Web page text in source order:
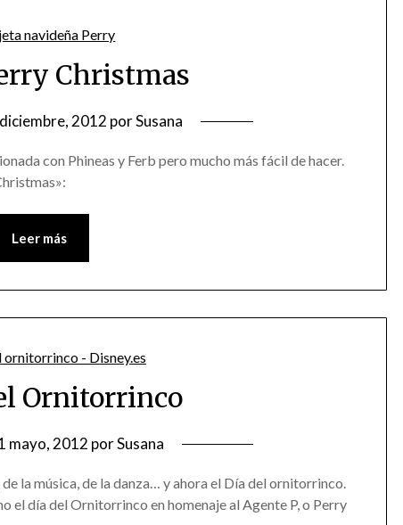
Christmas
2012 porSusana
con Phineas y Ferb pero mucho más fácil de hacer.
Leer más
Ornitorrinco
mayo, 2012 porSusana
la música, de la danza… y ahora el Día del ornitorrinco.
el día del Ornitorrinco en homenaje al Agente P, o Perry